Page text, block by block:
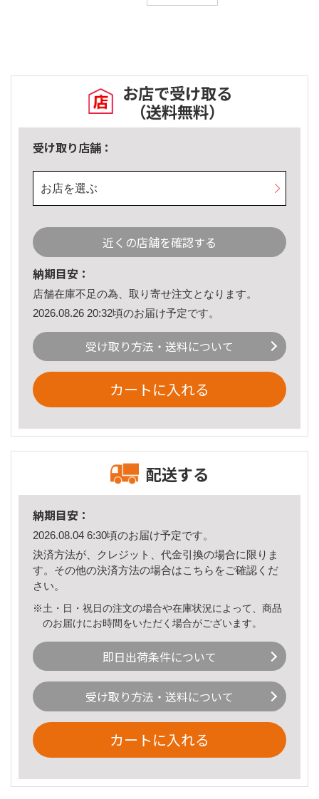
お店で受け取る
（送料無料）
受け取り店舗：
お店を選ぶ
近くの店舗を確認する
納期目安：
店舗在庫不足の為、取り寄せ注文となります。
2026.08.26 20:32頃のお届け予定です。
受け取り方法・送料について
カートに入れる
配送する
納期目安：
2026.08.04 6:30頃のお届け予定です。
決済方法が、クレジット、代金引換の場合に限りま
す。その他の決済方法の場合はこちら をご確認くだ
さい。
※土・日・祝日の注文の場合や在庫状況によって、商品
のお届けにお時間をいただく場合がございます。
即日出荷条件について
受け取り方法・送料について
カートに入れる